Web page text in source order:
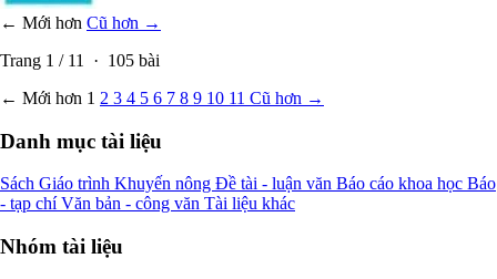
← Mới hơn Cũ hơn →
Trang 1 / 11 · 105 bài
← Mới hơn 1 2 3 4 5 6 7 8 9 10 11 Cũ hơn →
Danh mục tài liệu
Sách Giáo trình Khuyến nông Đề tài - luận văn Báo cáo khoa học Báo
- tạp chíVăn bản - công văn Tài liệu khác
Nhóm tài liệu